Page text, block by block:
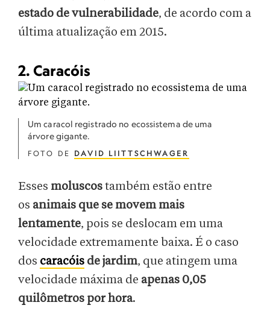
estado de vulnerabilidade, de acordo com a
última atualização em 2015.
2. Caracóis
Um caracol registrado no ecossistema de uma
árvore gigante.
FOTO DE DAVID LIITTSCHWAGER
Esses moluscostambém estão entre
os animais que se movem mais
lentamente, pois se deslocam em uma
velocidade extremamente baixa. É o caso
dos caracóis de jardim, que atingem uma
velocidade máxima de apenas 0,05
quilômetros por hora.